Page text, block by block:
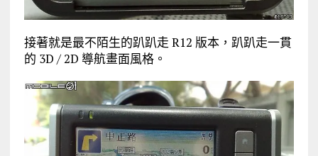
接著就是最不陌生的趴趴走 R12 版本，趴趴走一貫
的 3D / 2D 導航畫面風格。